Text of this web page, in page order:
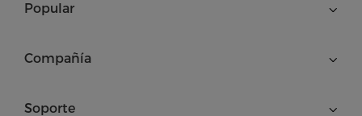
Popular
Compañía
Soporte